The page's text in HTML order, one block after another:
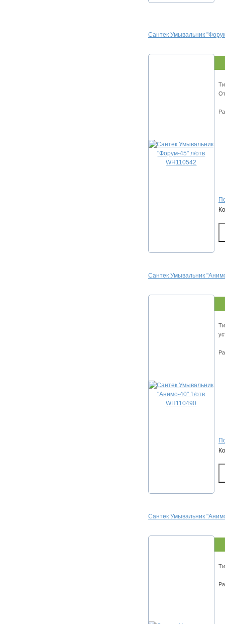
Сантек Умывальник
Сантек Умывальник
Сантек Умывальник